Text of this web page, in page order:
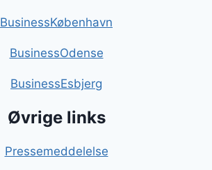
BusinessKøbenhavn
BusinessOdense
BusinessEsbjerg
Øvrige links
Pressemeddelelse